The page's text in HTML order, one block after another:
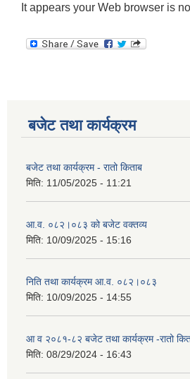
It appears your Web browser is
बजेट तथा कार्यक्रम
बजेट तथा कार्यक्रम - रातो किताब
मिति: 11/05/2025 - 11:21
आ.व. ०८२।०८३ को बजेट वक्तव्य
मिति: 10/09/2025 - 15:16
निति तथा कार्यक्रम आ.व. ०८२।०८३
मिति: 10/09/2025 - 14:55
आ व २०८१-८२ बजेट तथा कार्यक्रम -रातो
मिति: 08/29/2024 - 16:43